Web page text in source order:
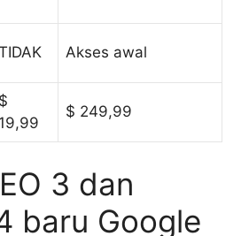
Akses awal
$
19,99
$ 249,99
3 dan
baru Google